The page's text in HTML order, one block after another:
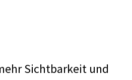
Sichtbarkeit und